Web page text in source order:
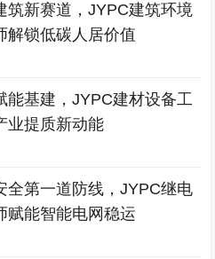
筑新赛道，JYPC建筑环境
解锁低碳人居价值
能基建，JYPC建材设备工
业提质新动能
全第一道防线，JYPC继电
赋能智能电网稳运